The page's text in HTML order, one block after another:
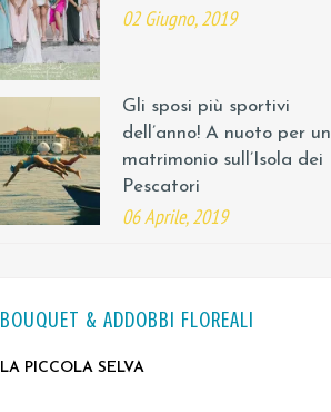
02 Giugno, 2019
Gli sposi più sportivi
dell’anno! A nuoto per un
matrimonio sull’Isola dei
Pescatori
06 Aprile, 2019
BOUQUET & ADDOBBI FLOREALI
LA PICCOLA SELVA